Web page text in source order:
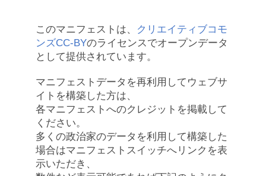
このマニフェストは、
クリエイティブコモ
ンズCC-BYのライセンスでオープンデータ
として提供されています。
マニフェストデータを再利用してウェブサ
イトを構築した方は、
各マニフェストへのクレジットを掲載して
ください。
多くの政治家のデータを利用して構築した
場合はマニフェストスイッチへリンクを表
示いただき、